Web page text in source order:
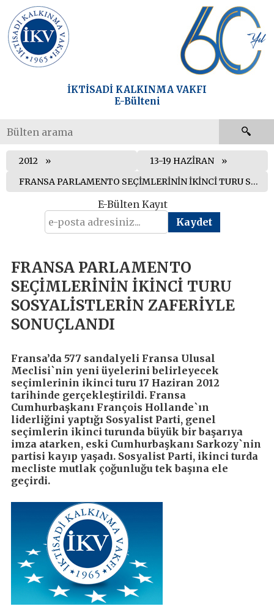
İKTİSADİ KALKINMA VAKFI
E-Bülteni
2012
13-19 HAZİRAN
FRANSA PARLAMENTO SEÇİMLERİNİN İKİNCİ TURU SOSYALİSTLERİN ZAFERİYLE SONUÇLANDI
E-Bülten Kayıt
FRANSA PARLAMENTO
SEÇİMLERİNİN İKİNCİ TURU
SOSYALİSTLERİN ZAFERİYLE
SONUÇLANDI
Fransa’da 577 sandalyeli Fransa Ulusal
Meclisi`nin yeni üyelerini belirleyecek
seçimlerinin ikinci turu 17 Haziran 2012
tarihinde gerçekleştirildi. Fransa
Cumhurbaşkanı François Hollande`ın
liderliğini yaptığı Sosyalist Parti, genel
seçimlerin ikinci turunda büyük bir başarıya
imza atarken, eski Cumhurbaşkanı Sarkozy`nin
partisi kayıp yaşadı. Sosyalist Parti, ikinci turda
mecliste mutlak çoğunluğu tek başına ele
geçirdi.